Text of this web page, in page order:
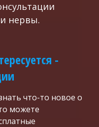
нервы.
-
что-то новое о
можете